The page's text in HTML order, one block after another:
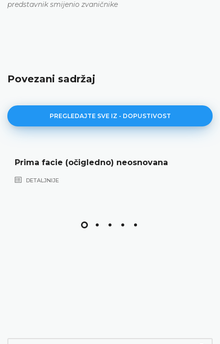
predstavnik smijenio zvaničnike
Povezani sadržaj
PREGLEDAJTE SVE IZ - DOPUSTIVOST
Prima facie (očigledno) neosnovana
DETALJNIJE